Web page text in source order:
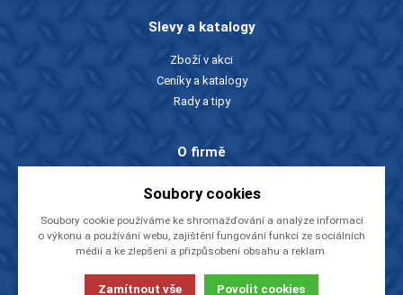
Slevy a katalogy
Zboží v akci
Ceníky a katalogy
Rady a tipy
O firmě
Kontakty
Videa
EU dotace
© 2013-2026
NÁSTROJE CZ, s.r.o.
Soubory cookies
Soubory cookie používáme ke shromažďování a analýze informací
o výkonu a používání webu, zajištění fungování funkcí ze sociálních
médií a ke zlepšení a přizpůsobení obsahu a reklam.
Zamítnout vše Povolit cookies